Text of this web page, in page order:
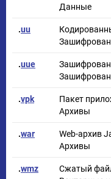
Данные
.uu
.uue
.vpk
Пакет
Архивы
.war
Web-архив
Архивы
.wmz
Сжатый